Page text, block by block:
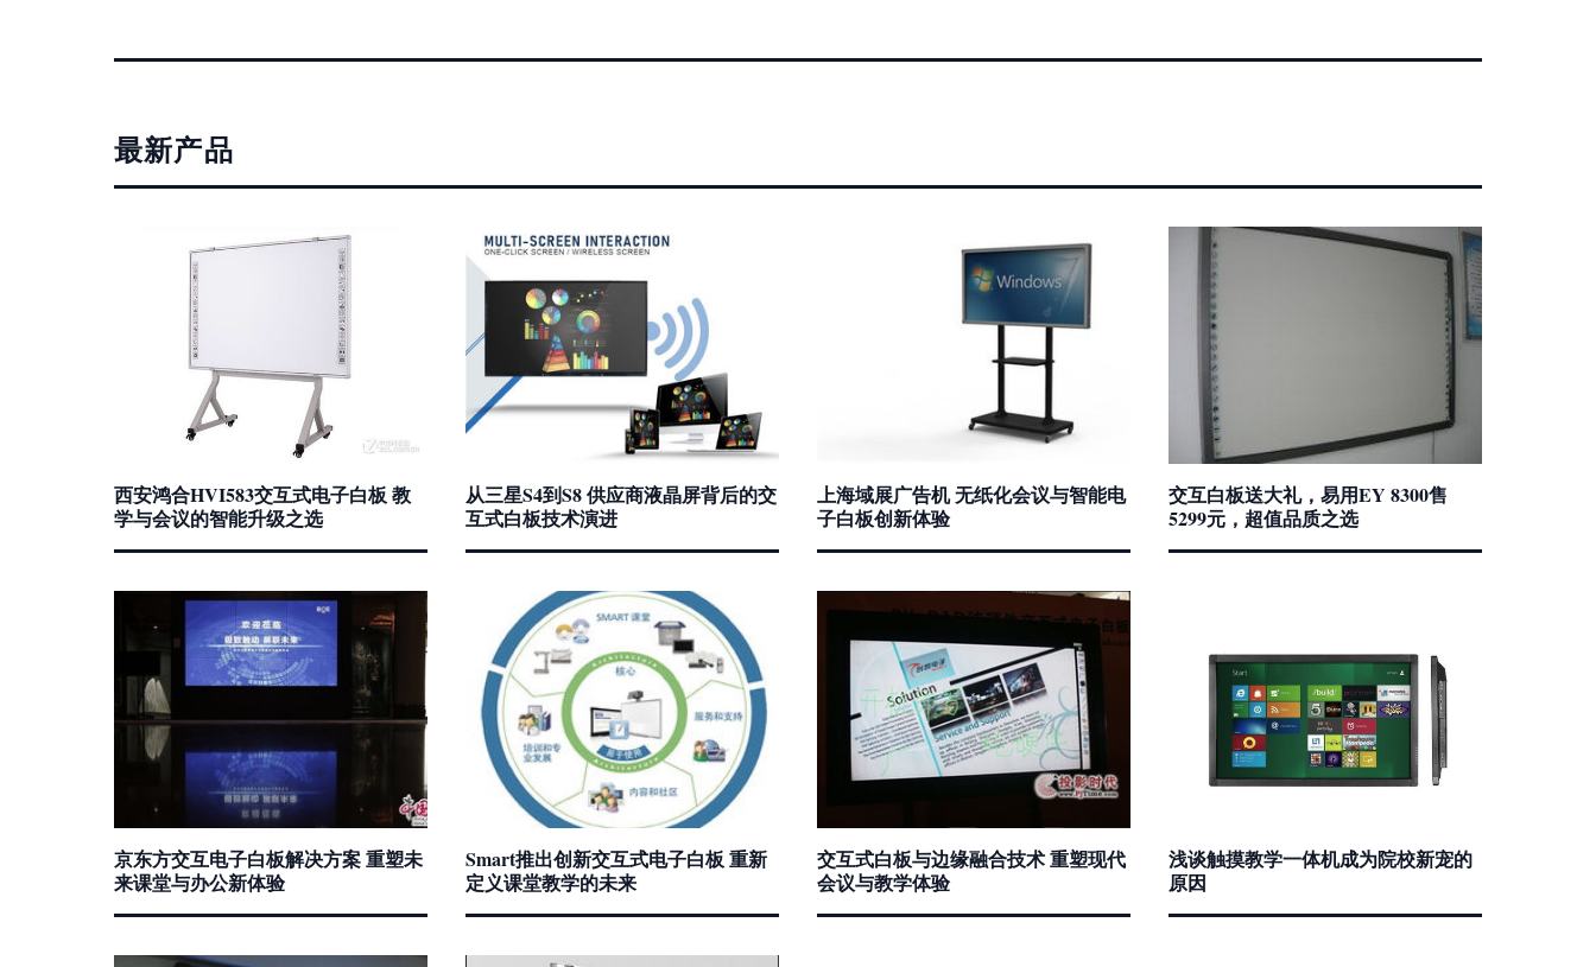
最新产品
西安鸿合HVI583交互式电子白板 教
学与会议的智能升级之选
从三星S4到S8 供应商液晶屏背后的交
互式白板技术演进
上海域展广告机 无纸化会议与智能电
子白板创新体验
交互白板送大礼，易用EY 8300售
5299元，超值品质之选
京东方交互电子白板解决方案 重塑未
来课堂与办公新体验
Smart推出创新交互式电子白板 重新
定义课堂教学的未来
交互式白板与边缘融合技术 重塑现代
会议与教学体验
浅谈触摸教学一体机成为院校新宠的
原因